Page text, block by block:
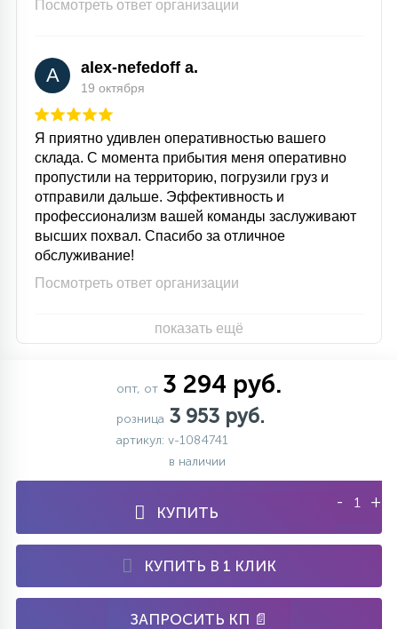
Посмотреть ответ организации
A alex-nefedoff a.
19 октября
Я приятно удивлен оперативностью вашего
склада. С момента прибытия меня оперативно
пропустили на территорию, погрузили груз и
отправили дальше. Эффективность и
профессионализм вашей команды заслуживают
высших похвал. Спасибо за отличное
обслуживание!
Посмотреть ответ организации
показать ещё
опт, от 3 294 руб.
розница 3 953 руб.
артикул: v-1084741
в наличии
КУПИТЬ
- +
КУПИТЬ В 1 КЛИК
ЗАПРОСИТЬ КП 📄